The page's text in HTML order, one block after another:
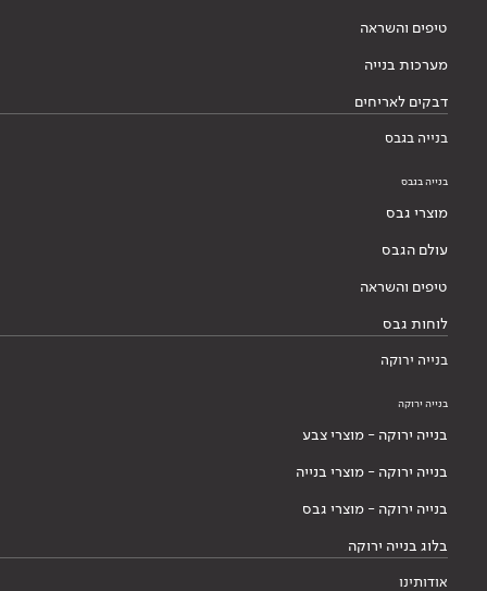
טיפים והשראה
מערכות בנייה
דבקים לאריחים
בנייה בגבס
בנייה בגבס
מוצרי גבס
עולם הגבס
טיפים והשראה
לוחות גבס
בנייה ירוקה
בנייה ירוקה
בנייה ירוקה - מוצרי צבע
בנייה ירוקה - מוצרי בנייה
בנייה ירוקה - מוצרי גבס
בלוג בנייה ירוקה
אודותינו